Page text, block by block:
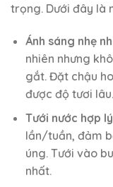
trọng. Dưới đây là
Ánh sáng nhẹ
nhiên nhưng
gắt. Đặt chậu
được độ tươi lâu.
Tưới nước hợp lý
lần/tuần, đảm
úng. Tưới vào
nhất.